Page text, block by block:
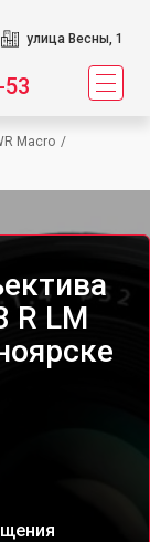
улица Весны, 1
Macro /
R LM